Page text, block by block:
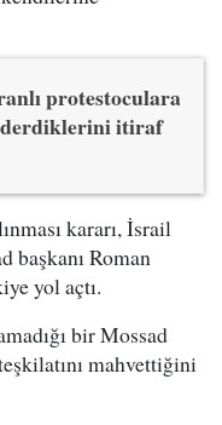
protestoculara
itiraf
kararı, İsrail
başkanı Roman
yol açtı.
bir Mossad
mahvettiğini